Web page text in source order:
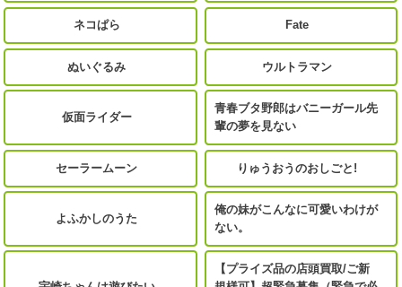
ネコぱら Fate
ぬいぐるみ ウルトラマン
仮面ライダー
青春ブタ野郎はバニーガール先
輩の夢を見ない
セーラームーン りゅうおうのおしごと!
よふかしのうた
俺の妹がこんなに可愛いわけが
ない。
【プライズ品の店頭買取/ご新